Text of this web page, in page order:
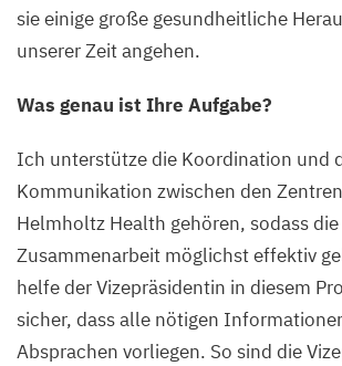
sie einige große gesundheitliche
unserer Zeit angehen.
Was genau ist Ihre Aufgabe?
Ich unterstütze die Koordination und
Kommunikation zwischen den
Helmholtz Health gehören, sodass die
Zusammenarbeit möglichst effektiv
helfe der Vizepräsidentin in diesem
sicher, dass alle nötigen
Absprachen vorliegen. So sind die